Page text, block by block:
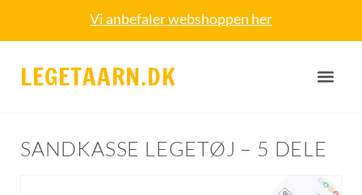
Vi anbefaler webshoppen her
LEGETAARN.DK
SANDKASSE LEGETØJ – 5 DELE